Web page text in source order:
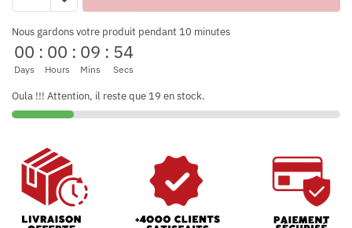
Nous gardons votre produit pendant 10 minutes
00
Days
: 00
Hours
: 09
Mins
: 53
Secs
Oula !!! Attention, il reste que 19 en stock.